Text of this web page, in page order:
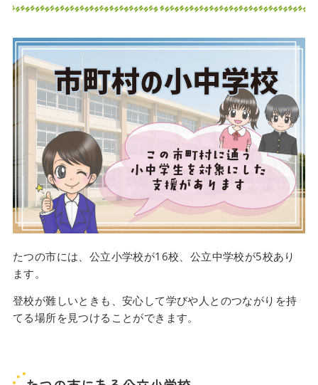
たつの市には、公立小学校が16校、公立中学校が5校あり
ます。
登校が難しいときも、安心して学びや人とのつながりを持
てる場所を見つけることができます。